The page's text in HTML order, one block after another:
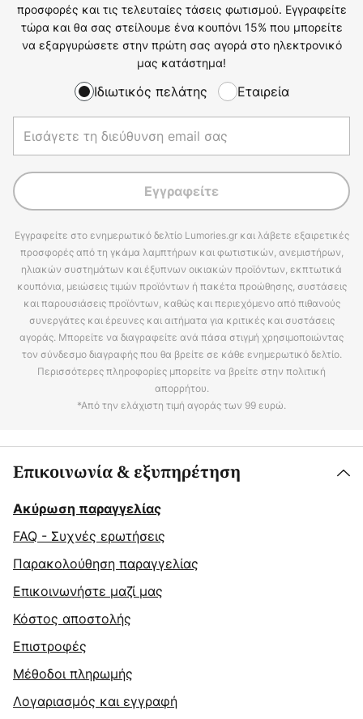
προσφορές και τις τελευταίες τάσεις φωτισμού. Εγγραφείτε
τώρα και θα σας στείλουμε ένα κουπόνι 15% που μπορείτε
να εξαργυρώσετε στην πρώτη σας αγορά στο ηλεκτρονικό
μας κατάστημα!
Ιδιωτικός πελάτης Εταιρεία
Εγγραφείτε
Εγγραφείτε στο ενημερωτικό δελτίο Lumories.gr και λάβετε εξαιρετικές
προσφορές από τη γκάμα λαμπτήρων και φωτιστικών, ανεμιστήρων,
ηλιακών συστημάτων και έξυπνων οικιακών προϊόντων, εκπτωτικά
κουπόνια, μειώσεις τιμών προϊόντων ή πακέτα προώθησης, συστάσεις
και παρουσιάσεις προϊόντων, καθώς και περιεχόμενο από πιθανούς
συνεργάτες και έρευνες και αιτήματα για κριτικές και συστάσεις
αγοράς. Μπορείτε να διαγραφείτε ανά πάσα στιγμή χρησιμοποιώντας
τον σύνδεσμο διαγραφής που θα βρείτε σε κάθε ενημερωτικό δελτίο.
Περισσότερες πληροφορίες μπορείτε να βρείτε στην πολιτική
απορρήτου.
*Από την ελάχιστη τιμή αγοράς των 99 ευρώ.
Επικοινωνία & εξυπηρέτηση
Ακύρωση παραγγελίας
FAQ - Συχνές ερωτήσεις
Παρακολούθηση παραγγελίας
Επικοινωνήστε μαζί μας
Κόστος αποστολής
Επιστροφές
Μέθοδοι πληρωμής
Λογαριασμός και εγγραφή